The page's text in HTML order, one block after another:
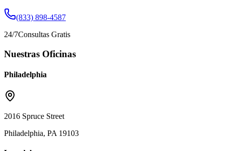
(833) 898-4587
24/7Consultas Gratis
Nuestras Oficinas
Philadelphia
2016 Spruce Street
Philadelphia, PA 19103